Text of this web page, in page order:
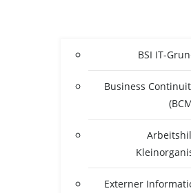
BSI IT-
Busi­ness
Exter­ner